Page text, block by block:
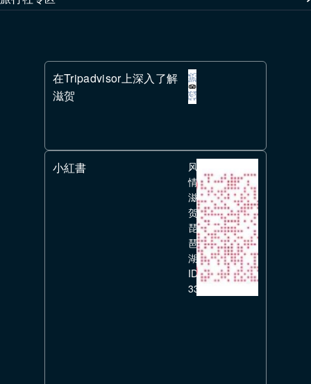
在Tripadvisor上深入了解
滋贺
小紅書
风
情
滋
贺
琵
琶
湖
ID:
336351626